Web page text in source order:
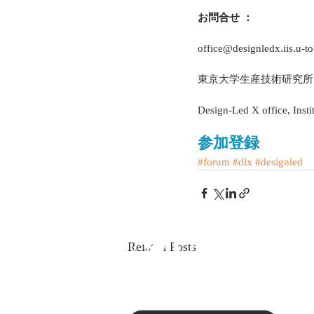
お問合せ ：
office@designledx.iis.u-
東京大学生産技術研究
Design-Led X office,
参加登録
#forum #dlx #designled
Related Posts